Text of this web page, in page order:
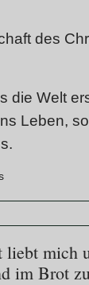
des
die Welt
Leben,
liebt mich
im Brot